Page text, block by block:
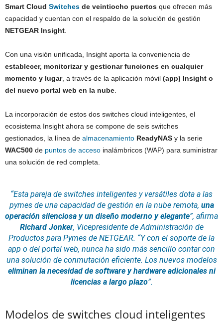
Smart Cloud Switches de veintiocho puertos que ofrecen más
capacidad y cuentan con el respaldo de la solución de gestión
NETGEAR Insight.
Con una visión unificada, Insight aporta la conveniencia de
establecer, monitorizar y gestionar funciones en cualquier
momento y lugar, a través de la aplicación móvil (app) Insight o
del nuevo portal web en la nube.
La incorporación de estos dos switches cloud inteligentes, el
ecosistema Insight ahora se compone de seis switches
gestionados, la línea de almacenamiento ReadyNAS y la serie
WAC500 de puntos de acceso inalámbricos (WAP) para suministrar
una solución de red completa.
“Esta pareja de switches inteligentes y versátiles dota a las
pymes de una capacidad de gestión en la nube remota, una
operación silenciosa y un diseño moderno y elegante”, afirma
Richard Jonker, Vicepresidente de Administración de
Productos para Pymes de NETGEAR. “Y con el soporte de la
app o del portal web, nunca ha sido más sencillo contar con
una solución de conmutación eficiente. Los nuevos modelos
eliminan la necesidad de softwarey hardware adicionales ni
licencias a largo plazo”.
Modelos de switches cloud inteligentes